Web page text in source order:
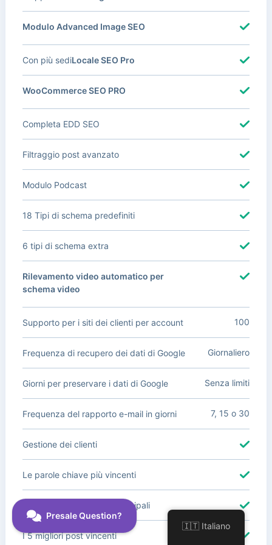
Modulo Advanced Image SEO
Locale SEO Pro
Con più sedi
WooCommerce SEO PRO
Completa EDD SEO
Filtraggio post avanzato
Modulo Podcast
18 Tipi di schema predefiniti
6 tipi di schema extra
Rilevamento video automatico per
schema video
Supporto per i siti dei clienti per account 100
Frequenza di recupero dei dati di Google Giornaliero
Giorni per preservare i dati di Google Senza limiti
Frequenza del rapporto e-mail in giorni 7, 15 o 30
Gestione dei clienti
Le parole chiave più vincenti
Parole chiave perdenti principali
I 5 migliori post vincenti
🇮🇹 Italiano